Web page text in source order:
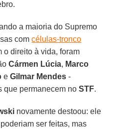
a maioria do Supremo
comcélulas-tronco
o direito à vida, foram
Cármen Lúcia, Marco
eGilmar Mendes -
que permanecem noSTF.
novamente destoou: ele
ser feitas, mas